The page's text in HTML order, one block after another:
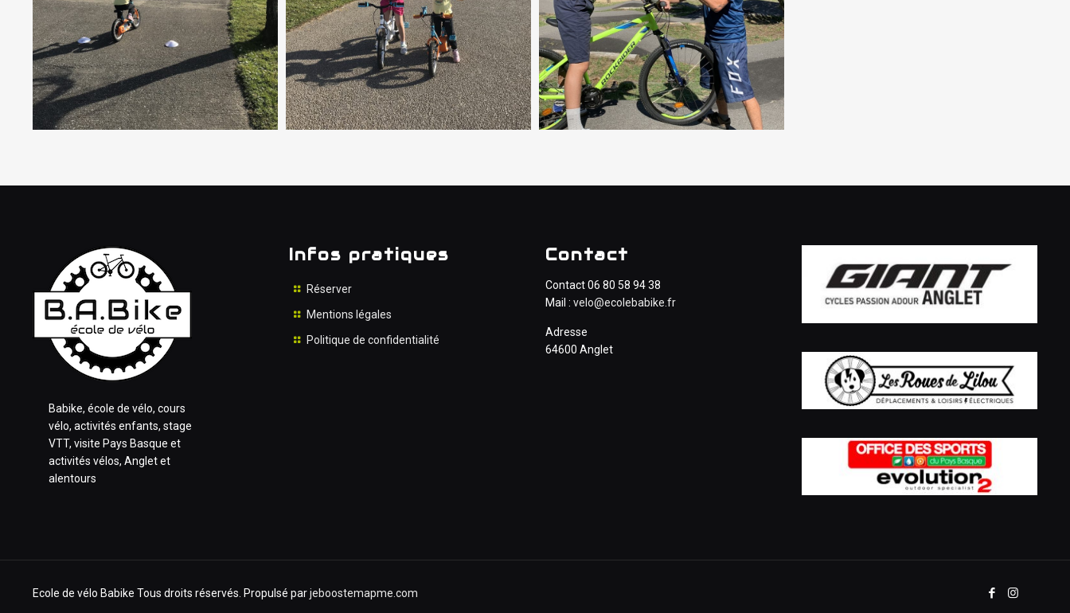
Babike, école de vélo, cours
vélo, activités enfants, stage
VTT, visite Pays Basque et
activités vélos, Anglet et
alentours
Infos pratiques
Réserver
Mentions légales
Politique de confidentialité
Contact
Contact 06 80 58 94 38
Mail : velo@ecolebabike.fr
Adresse
64600 Anglet
Ecole de vélo Babike Tous droits réservés. Propulsé parjeboostemapme.com